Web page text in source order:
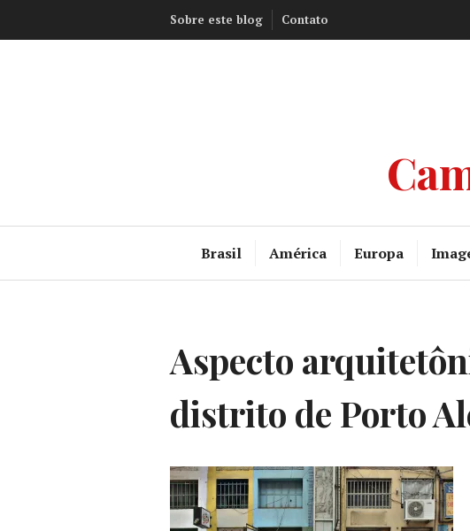
para
Sobre este blog Contato
Brasil América Europa
Aspecto
distrito de Porto